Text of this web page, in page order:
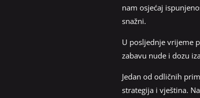
nam osjećaj
snažni.
U posljednje vrijeme
zabavu nude i dozu
Jedan od odličnih
strategija i vještina.